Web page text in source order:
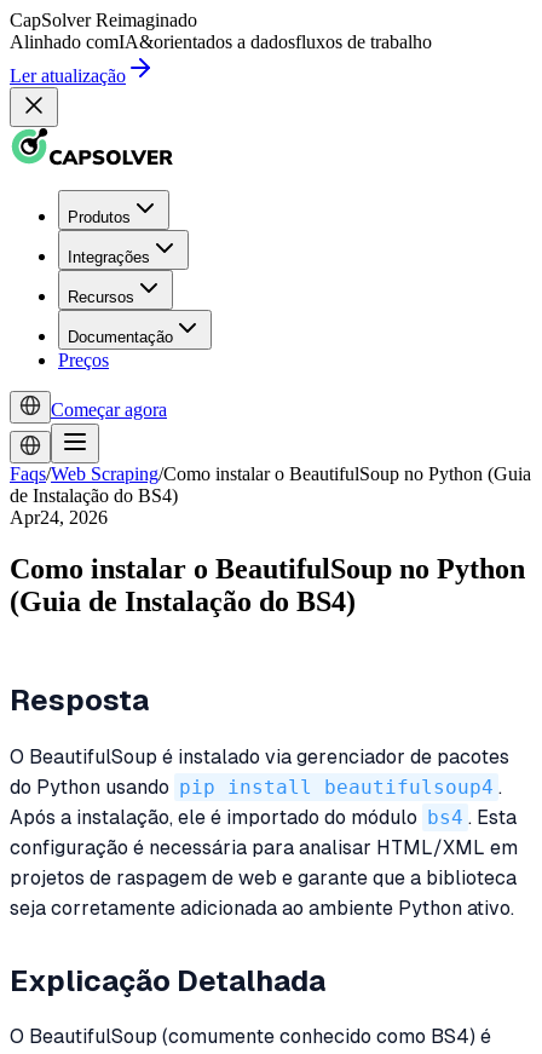
CapSolver Reimaginado
Alinhado comIA&orientados a dadosfluxos de trabalho
Ler atualização
Produtos
Integrações
Recursos
Documentação
Preços
Começar agora
Faqs/Web Scraping/Como instalar o BeautifulSoup no Python (Guia
de Instalação do BS4)
Apr24, 2026
Como instalar o BeautifulSoup no Python
(Guia de Instalação do BS4)
Resposta
O BeautifulSoup é instalado via gerenciador de pacotes
do Python usando pip install beautifulsoup4 .
Após a instalação, ele é importado do módulo bs4 . Esta
configuração é necessária para analisar HTML/XML em
projetos de raspagem de web e garante que a biblioteca
seja corretamente adicionada ao ambiente Python ativo.
Explicação Detalhada
O BeautifulSoup (comumente conhecido como BS4) é